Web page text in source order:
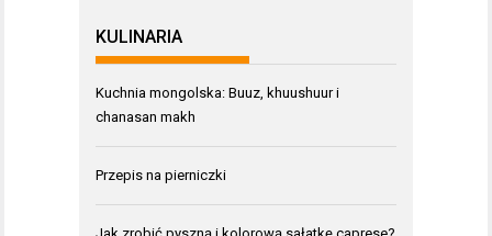
KULINARIA
Kuchnia mongolska: Buuz, khuushuur i
chanasan makh
Przepis na pierniczki